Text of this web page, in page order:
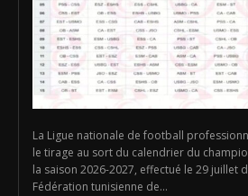
La Ligue nationale de football
le tirage au sort du calendrier du
la saison 2026-2027, effectué le 29 juillet
Fédération tunisienne de...